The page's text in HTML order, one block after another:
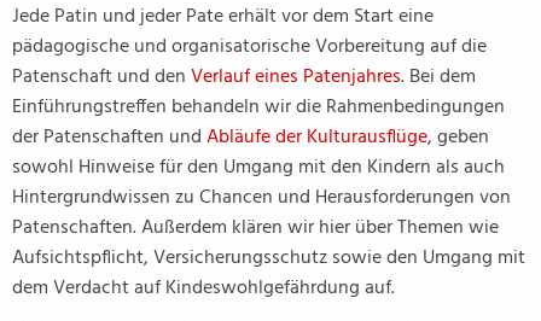
Jede Patin und jeder Pate erhält vor dem Start eine
pädagogische und organisatorische Vorbereitung auf die
Patenschaft und denVerlauf eines Patenjahres. Bei dem
Einführungstreffen behandeln wir die Rahmenbedingungen
der Patenschaften undAbläufe der Kulturausflüge, geben
sowohl Hinweise für den Umgang mit den Kindern als auch
Hintergrundwissen zu Chancen und Herausforderungen von
Patenschaften. Außerdem klären wir hier über Themen wie
Aufsichtspflicht, Versicherungsschutz sowie den Umgang mit
dem Verdacht auf Kindeswohlgefährdung auf.